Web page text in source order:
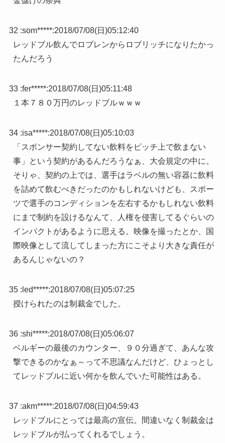
32 :som*****:2018/07/08(日)05:12:40
レッドブル飲んでロブレンからロブリッチになりたかっ
たんだろう
33 :fer*****:2018/07/08(日)05:11:48
１本７８０万円のレッドブルｗｗｗ
34 :isa*****:2018/07/08(日)05:10:03
「スポンサー契約してない飲料をピッチ上で飲まない
事」という契約があるんだろうなぁ、大会規定の中に。
そりゃ、契約の上では、選手はラベルの無い容器に飲料
を詰めて飲むべきだったのかもしれないけども、スポー
ツで選手のコンディションを左右するかもしれない飲料
にまで制約を設けるなんて、人権を侵害してるぐらいの
インパクトがあるように思える。映像を撮ったとか、国
際映像として流してしまった方にこそより大きな責任が
あるんじゃないの？
35 : led*****:2018/07/08(日)05:07:25
授けられたのは制裁金でした。
36 :shi*****:2018/07/08(日)05:06:07
ベルギーの最後のカウンター、９０分過ぎて、あんな攻
撃できるのかなぁ～って不思議なんだけど、ひょっとし
てレッドブルに近い何かを飲んでいた可能性はある。
37 :akm*****:2018/07/08(日)04:59:43
レッドブルにとっては最高の宣伝。間違いなく制裁金は
レッドブルが払ってくれるでしょう。